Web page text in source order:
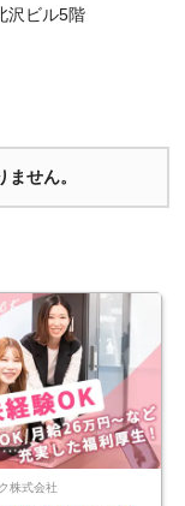
沢ビル5階
せん。
株式会社